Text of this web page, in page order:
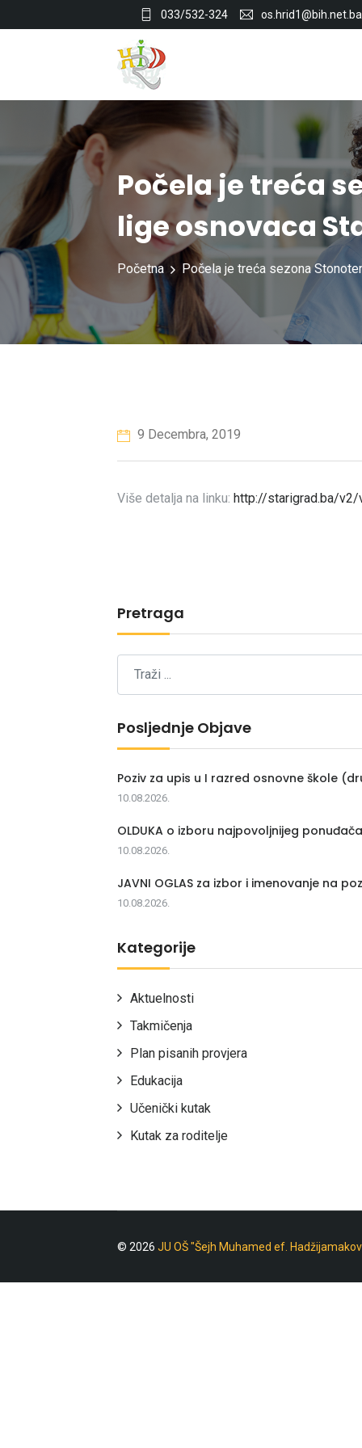
033/532-324 os.hrid1@bih.net.ba
Počela je treća
lige osnovaca
Početna Počela je treća sezona
9 Decembra, 2019
Više detalja na linku: http://starigrad.ba/v2/
Pretraga
Posljednje Objave
Poziv za upis u I razred osnovne škole
10.08.2026.
OLDUKA o izboru najpovoljnijeg
10.08.2026.
JAVNI OGLAS za izbor i imenovanje na
10.08.2026.
Kategorije
Aktuelnosti
Takmičenja
Plan pisanih provjera
Edukacija
Učenički kutak
Kutak za roditelje
© 2026 JU OŠ "Šejh Muhamed ef.